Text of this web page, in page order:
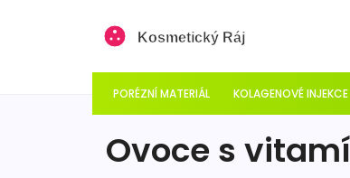
PORÉZNÍ MATERIÁL KOLAGENOVÉ INJEKCE
Ovoce s